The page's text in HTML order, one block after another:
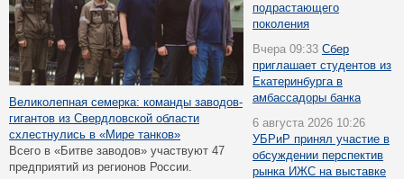
Великолепная семерка: команды заводов-
гигантов из Свердловской области
схлестнулись в «Мире танков»
Всего в «Битве заводов» участвуют 47
предприятий из регионов России.
подрастающего
поколения
Вчера 09:33 Сбер
приглашает студентов из
Екатеринбурга в
амбассадоры банка
6 августа 2026 10:26
УБРиР принял участие в
обсуждении перспектив
рынка ИЖС на выставке